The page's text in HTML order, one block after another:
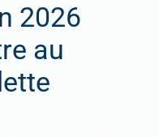
2026
au